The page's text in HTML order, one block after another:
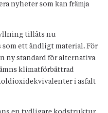
nyheter som kan främja
tillåts nu
som ett ändligt material. För
ny standard för alternativa
klimatförbättrad
i asfalt